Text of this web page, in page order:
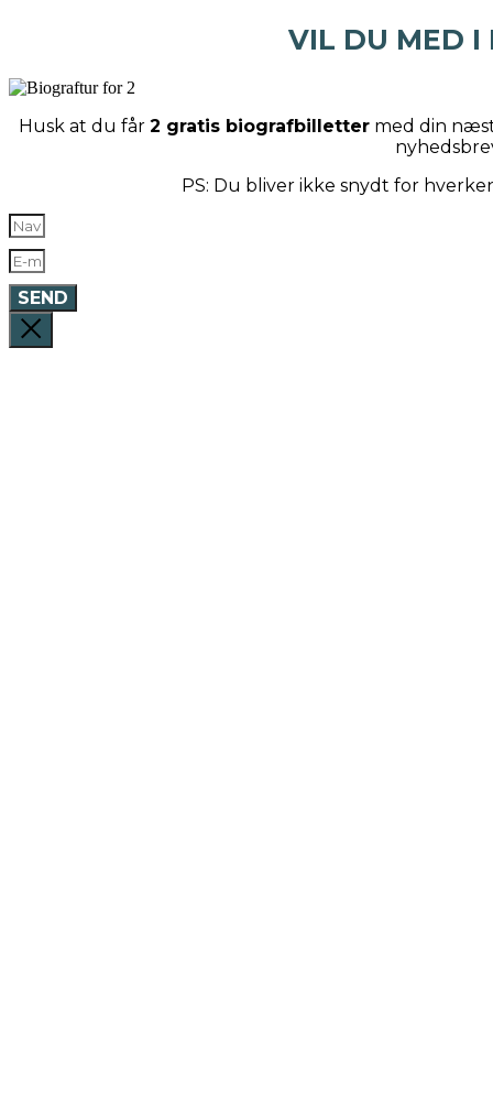
VIL DU MED I
Husk at du får 2 gratis biografbillettermed din
PS: Du bliver ikke snydt for
SEND